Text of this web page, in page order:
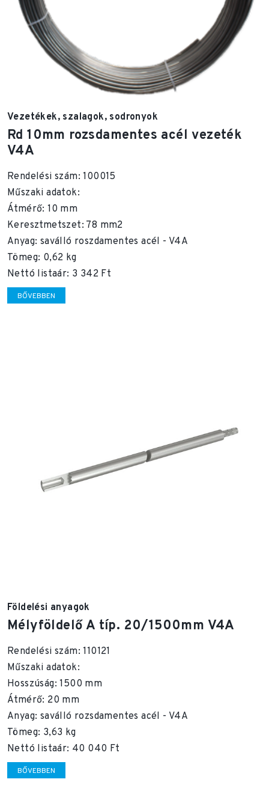
Vezetékek, szalagok, sodronyok
Rd 10mm rozsdamentes acél vezeték
V4A
Rendelési szám: 100015
Műszaki adatok:
Átmérő: 10 mm
Keresztmetszet: 78 mm2
Anyag: saválló roszdamentes acél - V4A
Tömeg: 0,62 kg
Nettó listaár: 3 342 Ft
BŐVEBBEN
Földelési anyagok
Mélyföldelő A típ. 20/1500mm V4A
Rendelési szám: 110121
Műszaki adatok:
Hosszúság: 1500 mm
Átmérő: 20 mm
Anyag: saválló rozsdamentes acél - V4A
Tömeg: 3,63 kg
Nettó listaár: 40 040 Ft
BŐVEBBEN